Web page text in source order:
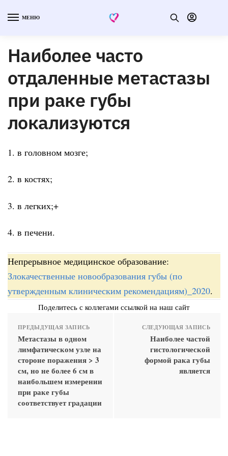
МЕНЮ
Наиболее часто
отдаленные метастазы
при раке губы
локализуются
1. в головном мозге;
2. в костях;
3. в легких;+
4. в печени.
Непрерывное медицинское образование:
Злокачественные новообразования губы (по
утвержденным клиническим рекомендациям)_2020.
Поделитесь с коллегами ссылкой на наш сайт
ПРЕДЫДУЩАЯ ЗАПИСЬ
Метастазы в одном
лимфатическом узле на
стороне поражения > 3
см, но не более 6 см в
наибольшем измерении
при раке губы
соответствует градации
СЛЕДУЮЩАЯ ЗАПИСЬ
Наиболее частой
гистологической
формой рака губы
является